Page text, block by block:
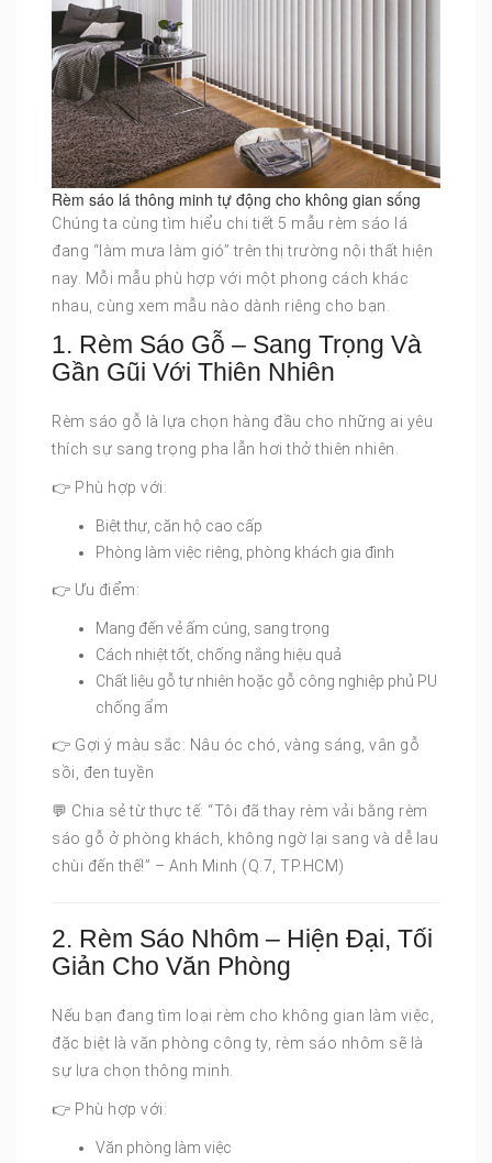
Rèm sáo lá thông minh tự động cho không gian sống
Chúng ta cùng tìm hiểu chi tiết 5 mẫu rèm sáo lá
đang “làm mưa làm gió” trên thị trường nội thất hiện
nay. Mỗi mẫu phù hợp với một phong cách khác
nhau, cùng xem mẫu nào dành riêng cho bạn.
1. Rèm Sáo Gỗ – Sang Trọng Và
Gần Gũi Với Thiên Nhiên
Rèm sáo gỗ là lựa chọn hàng đầu cho những ai yêu
thích sự sang trọng pha lẫn hơi thở thiên nhiên.
👉 Phù hợp với:
Biệt thự, căn hộ cao cấp
Phòng làm việc riêng, phòng khách gia đình
👉 Ưu điểm:
Mang đến vẻ ấm cúng, sang trọng
Cách nhiệt tốt, chống nắng hiệu quả
Chất liệu gỗ tự nhiên hoặc gỗ công nghiệp phủ PU
chống ẩm
👉 Gợi ý màu sắc: Nâu óc chó, vàng sáng, vân gỗ
sồi, đen tuyền
💬 Chia sẻ từ thực tế: “Tôi đã thay rèm vải bằng rèm
sáo gỗ ở phòng khách, không ngờ lại sang và dễ lau
chùi đến thế!” – Anh Minh (Q.7, TP.HCM)
2. Rèm Sáo Nhôm – Hiện Đại, Tối
Giản Cho Văn Phòng
Nếu bạn đang tìm loại rèm cho không gian làm việc,
đặc biệt là văn phòng công ty, rèm sáo nhôm sẽ là
sự lựa chọn thông minh.
👉 Phù hợp với:
Văn phòng làm việc